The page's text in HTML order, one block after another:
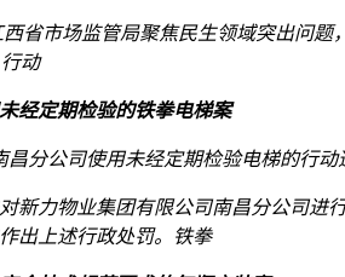
省市场监管局聚焦民生领域突出问题
动
经定期检验的铁拳电梯案
分公司使用未经定期检验电梯的行
新力物业集团有限公司南昌分公司
出上述行政处罚。铁拳